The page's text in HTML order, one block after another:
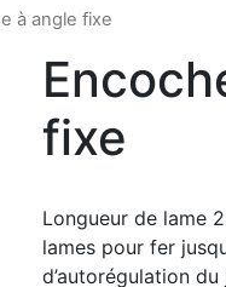
à angle fixe
fixe
Longueur de lame
lames pour fer
d’autorégulation